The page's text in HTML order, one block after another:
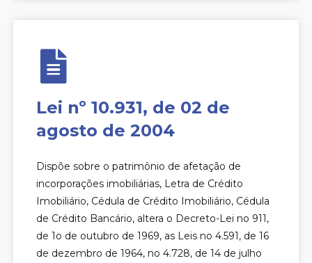
Lei nº 10.931, de 02 de
agosto de 2004
Dispõe sobre o patrimônio de afetação de
incorporações imobiliárias, Letra de Crédito
Imobiliário, Cédula de Crédito Imobiliário, Cédula
de Crédito Bancário, altera o Decreto-Lei no 911,
de 1o de outubro de 1969, as Leis no 4.591, de 16
de dezembro de 1964, no 4.728, de 14 de julho